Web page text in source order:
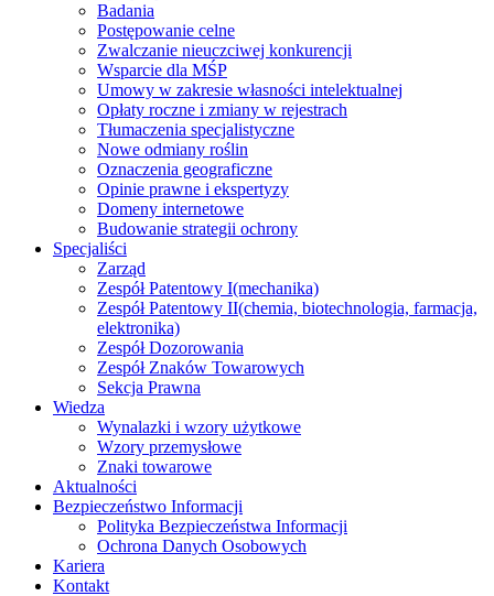
Badania
Postępowanie celne
Zwalczanie nieuczciwej konkurencji
Wsparcie dla MŚP
Umowy w zakresie własności intelektualnej
Opłaty roczne i zmiany w rejestrach
Tłumaczenia specjalistyczne
Nowe odmiany roślin
Oznaczenia geograficzne
Opinie prawne i ekspertyzy
Domeny internetowe
Budowanie strategii ochrony
Specjaliści
Zarząd
Zespół Patentowy I(mechanika)
Zespół Patentowy II(chemia, biotechnologia, farmacja,
elektronika)
Zespół Dozorowania
Zespół Znaków Towarowych
Sekcja Prawna
Wiedza
Wynalazki i wzory użytkowe
Wzory przemysłowe
Znaki towarowe
Aktualności
Bezpieczeństwo Informacji
Polityka Bezpieczeństwa Informacji
Ochrona Danych Osobowych
Kariera
Kontakt